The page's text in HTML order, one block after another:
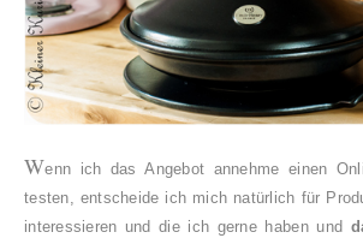
Wenn ich das Angebot annehme einen
testen, entscheide ich mich natürlich für
interessieren und die ich gerne haben und